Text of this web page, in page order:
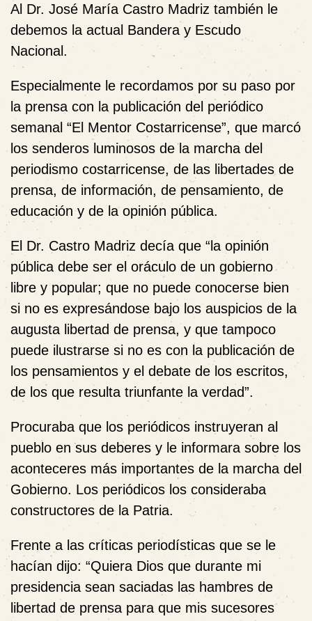
Al Dr. José María Castro Madriz también le
debemos la actual Bandera y Escudo
Nacional.
Especialmente le recordamos por su paso por
la prensa con la publicación del periódico
semanal “El Mentor Costarricense”, que marcó
los senderos luminosos de la marcha del
periodismo costarricense, de las libertades de
prensa, de información, de pensamiento, de
educación y de la opinión pública.
El Dr. Castro Madriz decía que “la opinión
pública debe ser el oráculo de un gobierno
libre y popular; que no puede conocerse bien
si no es expresándose bajo los auspicios de la
augusta libertad de prensa, y que tampoco
puede ilustrarse si no es con la publicación de
los pensamientos y el debate de los escritos,
de los que resulta triunfante la verdad”.
Procuraba que los periódicos instruyeran al
pueblo en sus deberes y le informara sobre los
aconteceres más importantes de la marcha del
Gobierno. Los periódicos los consideraba
constructores de la Patria.
Frente a las críticas periodísticas que se le
hacían dijo: “Quiera Dios que durante mi
presidencia sean saciadas las hambres de
libertad de prensa para que mis sucesores